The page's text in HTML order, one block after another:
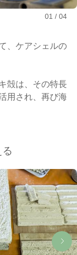
01 04
、ケアシェルの
殻は、その特長
用され、再び海